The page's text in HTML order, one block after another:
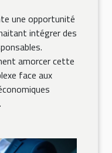
une opportunité
intégrer des
amorcer cette
face aux